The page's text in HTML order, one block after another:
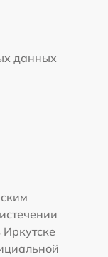
данных